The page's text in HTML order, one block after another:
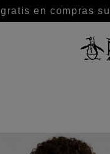
en compras
remeras